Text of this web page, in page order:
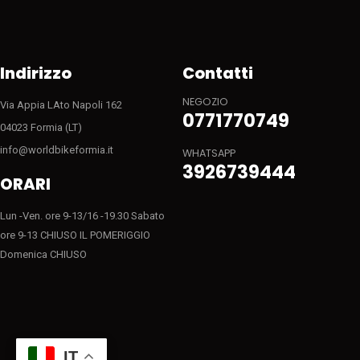
Indirizzo
Via Appia LAto Napoli 162
04023 Formia (LT)
info@worldbikeformia.it
ORARI
Lun -Ven. ore 9-13/16 -19.30 Sabato
ore 9-13 CHIUSO IL POMERIGGIO
Domenica CHIUSO
Contatti
NEGOZIO
0771770749
WHATSAPP
3926739444